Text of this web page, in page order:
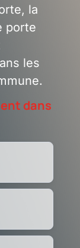
la
porte
les
dans